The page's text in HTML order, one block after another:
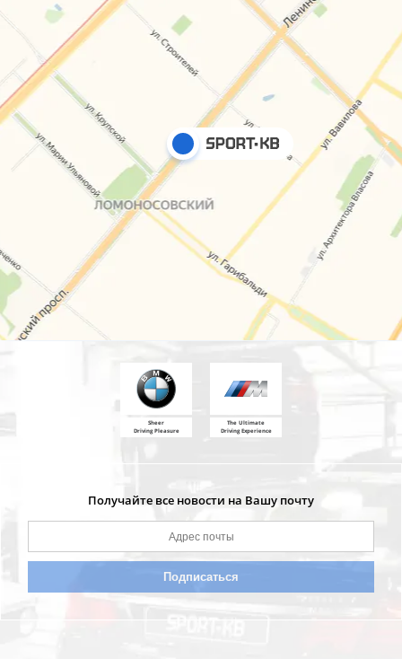
Sheer
Driving Pleasure
The Ultimate
Driving Experience
Получайте все новости на Вашу почту